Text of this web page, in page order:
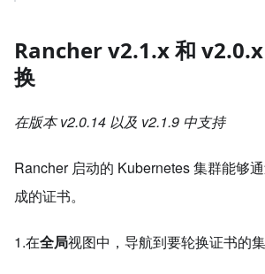
Rancher v2.1.x 和
换
在版本 v2.0.14 以及 v2.1.9 中支持
Rancher 启动的 Kubernetes 集群能够
成的证书。
1.在全局视图中，导航到要轮换证书的集